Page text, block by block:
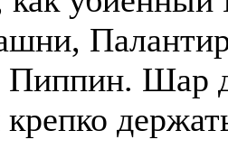
Палантир
Пиппин. Шар